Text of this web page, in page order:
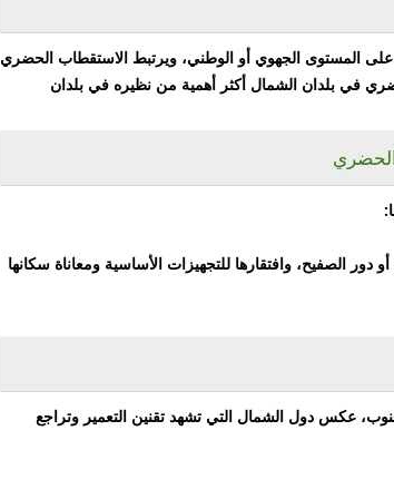
المستوى الجهوي أو الوطني، ويرتبط الاستقطاب الحضري
في بلدان الشمال أكثر أهمية من نظيره في بلدان
الحضري
الصفيح، وافتقارها للتجهيزات الأساسية ومعاناة سكانها
عكس دول الشمال التي تشهد تقنين التعمير وتراجع